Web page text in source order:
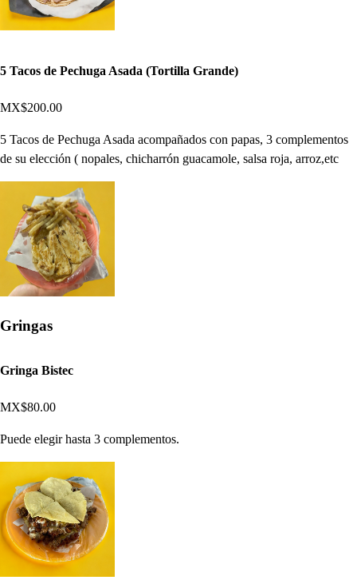
5 Tacos de Pechuga Asada (Tortilla Grande)
MX$200.00
5 Tacos de Pechuga Asada acompañados con papas, 3 complementos
de su elección ( nopales, chicharrón guacamole, salsa roja, arroz,etc
Gringas
Gringa Bistec
MX$80.00
Puede elegir hasta 3 complementos.